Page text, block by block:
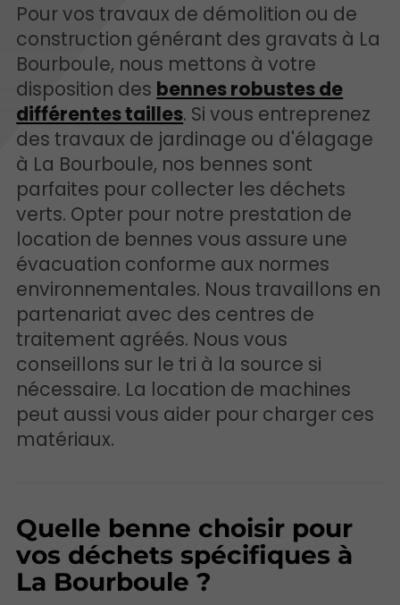
Pour vos travaux de démolition ou de
construction générant des gravats à La
Bourboule, nous mettons à votre
disposition des bennes robustes de
différentes tailles. Si vous entreprenez
des travaux de jardinage ou d'élagage
à La Bourboule, nos bennes sont
parfaites pour collecter les déchets
verts. Opter pour notre prestation de
location de bennes vous assure une
évacuation conforme aux normes
environnementales. Nous travaillons en
partenariat avec des centres de
traitement agréés. Nous vous
conseillons sur le tri à la source si
nécessaire. La location de machines
peut aussi vous aider pour charger ces
matériaux.
Quelle benne choisir pour
vos déchets spécifiques à
La Bourboule ?